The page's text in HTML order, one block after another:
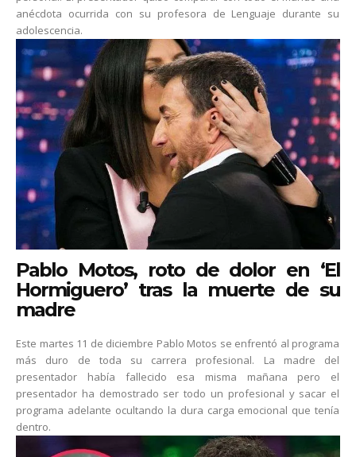
anécdota ocurrida con su profesora de Lenguaje durante su
adolescencia.
Pablo Motos, roto de dolor en ‘El
Hormiguero’ tras la muerte de su
madre
Este martes 11 de diciembre Pablo Motos se enfrentó al programa
más duro de toda su carrera profesional. La madre del
presentador había fallecido esa misma mañana pero el
presentador ha demostrado ser todo un profesional y sacar el
programa adelante ocultando la dura carga emocional que tenía
dentro.